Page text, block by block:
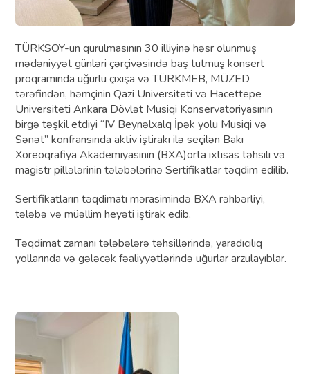
TÜRKSOY-un qurulmasının 30 illiyinə həsr olunmuş
mədəniyyət günləri çərçivəsində baş tutmuş konsert
proqramında uğurlu çıxışa və TÜRKMEB, MÜZED
tərəfindən, həmçinin Qazi Universiteti və Hacettepe
Universiteti Ankara Dövlət Musiqi Konservatoriyasının
birgə təşkil etdiyi “IV Beynəlxalq İpək yolu Musiqi və
Sənət” konfransında aktiv iştirakı ilə seçilən Bakı
Xoreoqrafiya Akademiyasının (BXA)orta ixtisas təhsili və
magistr pillələrinin tələbələrinə Sertifikatlar təqdim edilib.
Sertifikatların təqdimatı mərasimində BXA rəhbərliyi,
tələbə və müəllim heyəti iştirak edib.
Təqdimat zamanı tələbələrə təhsillərində, yaradıcılıq
yollarında və gələcək fəaliyyətlərində uğurlar arzulayıblar.